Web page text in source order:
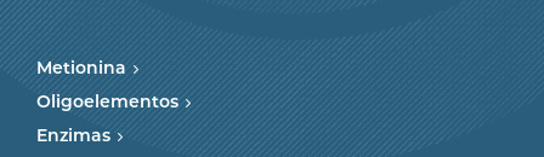
Metionina
Oligoelementos
Enzimas